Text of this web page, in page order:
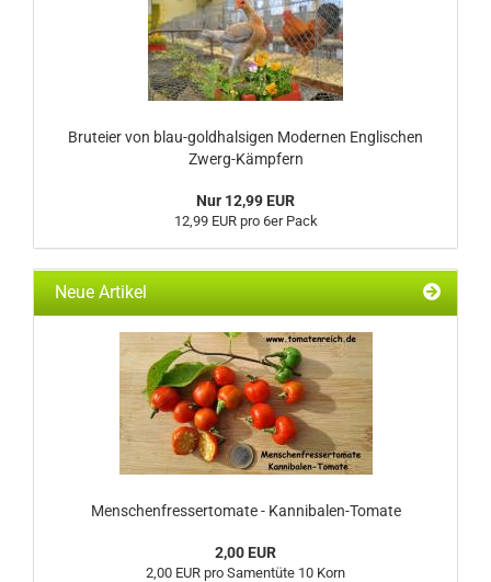
Bruteier von blau-goldhalsigen Modernen Englischen
Zwerg-Kämpfern
Nur 12,99 EUR
12,99 EUR pro 6er Pack
Neue Artikel
Menschenfressertomate - Kannibalen-Tomate
2,00 EUR
2,00 EUR pro Samentüte 10 Korn